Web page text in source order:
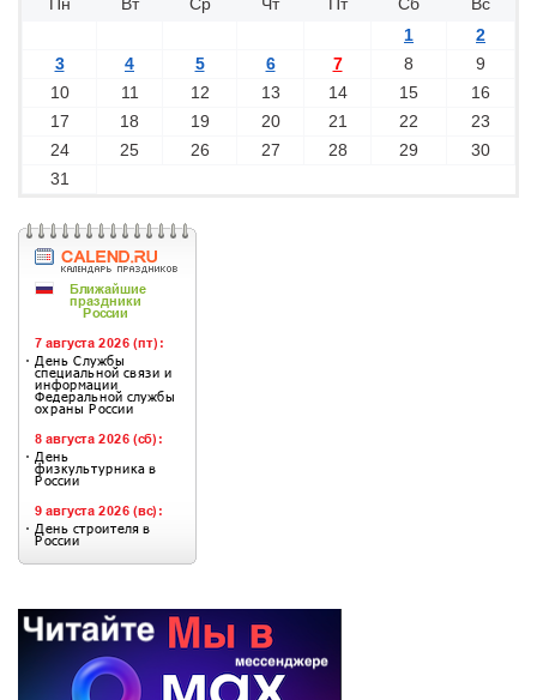
1
2
3
4 5 6 7 8
9
10
11 12 13 14 15
16
17
18 19 20 21 22
23
24
25 26 27 28 29
30
31